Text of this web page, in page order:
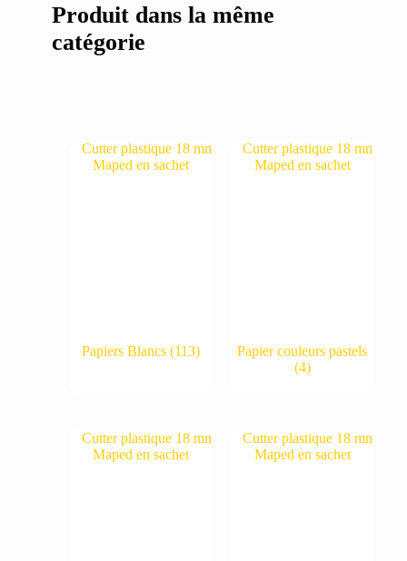
Produit dans la même
catégorie
Papiers Blancs(113)
Papier couleurs pastels
(4)